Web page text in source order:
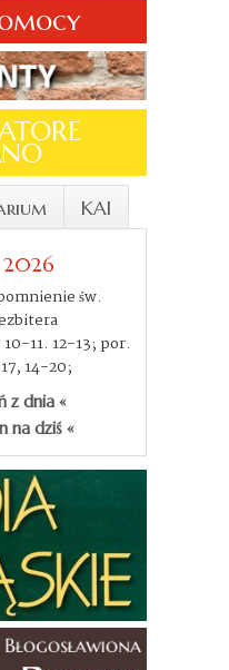
KAI
2026
św.
11. 12-13; por.
14-20;
z dnia «
na dziś «